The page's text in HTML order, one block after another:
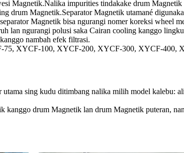
Magnetik.Nalika impurities tindakake drum Magnetik
drum Magnetik.Separator Magnetik utamané
Magnetik bisa ngurangi nomer koreksi wheel
lan ngurangi polusi saka Cairan cooling kanggo
nambah efek filtrasi.
75, XYCF-100, XYCF-200, XYCF-300, XYCF-400,
sing kudu ditimbang nalika milih model kalebu:
drum Magnetik lan drum Magnetik puteran,